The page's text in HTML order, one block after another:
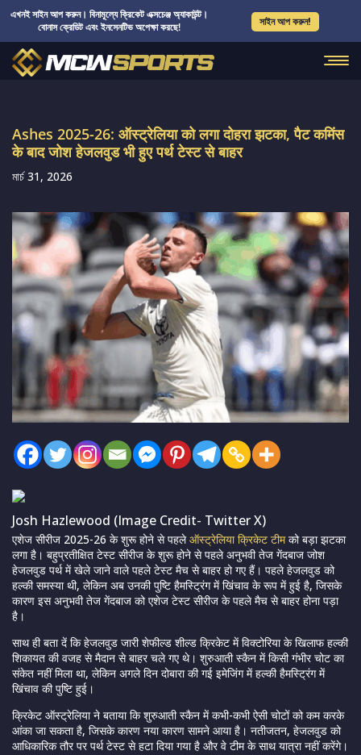
এখনই সাইন আপ করুন। বিনামূল্যে ক্রিকেট এক্সচেঞ্জ অ্যাকাউন্ট।
বোনাস ক্রেডিট এবং ইনসেনটিভ অপেক্ষা করছে!
সাইন আপ করুন!
Ashes 2025-26: ऑस्ट्रेलिया को लगा दोहरा झटका, पैट कमिंस
के बाद जोश हेजलवुड भी हुए पर्थ टेस्ट से बाहर
মার্চ 31, 2026
Josh Hazlewood (Image Credit- Twitter X)
एशेज सीरीज 2025-26 के शुरू होने से पहलेऑस्ट्रेलिया क्रिकेट टीमको बड़ा झटका
लगा है। बहुप्रतीक्षित टेस्ट सीरीज के शुरू होने से पहले अनुभवी तेज गेंदबाज जोश
हेजलवुड पर्थ में खेले जाने वाले पहले टेस्ट मैच से बाहर हो गए हैं। पहले हेजलवुड को
हल्की समस्या थी, लेकिन अब उनकी पुष्टि हैमस्ट्रिंग में खिंचाव के रूप में हुई है, जिसके
कारण इस अनुभवी तेज गेंदबाज को एशेज टेस्ट सीरीज के पहले मैच से बाहर होना पड़ा
है।
साथ ही बता दें कि हेजलवुड जारी शेफील्ड शील्ड क्रिकेट में विक्टोरिया के खिलाफ हल्की
शिकायत की वजह से मैदान से बाहर चले गए थे। शुरुआती स्कैन में किसी गंभीर चोट का
संकेत नहीं मिला था, लेकिन अगले दिन दोबारा की गई इमेजिंग में हल्की हैमस्ट्रिंग में
खिंचाव की पुष्टि हुई।
क्रिकेट ऑस्ट्रेलिया ने बताया कि शुरुआती स्कैन में कभी-कभी ऐसी चोटों को कम करके
आंका जा सकता है, जिसके कारण नया कारण सामने आया है। नतीजतन, हेजलवुड को
आधिकारिक तौर पर पर्थ टेस्ट से हटा दिया गया है और वे टीम के साथ यात्रा नहीं करेंगे।